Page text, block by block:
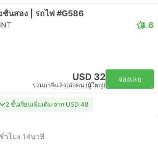
ชั้นสอง | รถไฟ #G586
4.6
USD 32
รวมภาษีแล้ว ต่อคน (ผู้ใหญ่)
จองเลย
2 ชั้นเรียนเพิ่มเติม จาก USD 48
วโมง 14นาที